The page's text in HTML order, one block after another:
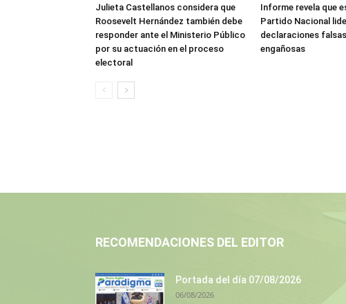
Julieta Castellanos considera que
Roosevelt Hernández también debe
responder ante el Ministerio Público
por su actuación en el proceso
electoral
Informe revela que
Partido Nacional
declaraciones
engañosas
RECOMENDACIONES DEL EDITOR
Portada del día 07/08/2026
06/08/2026